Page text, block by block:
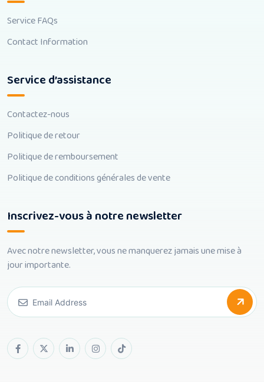
Service FAQs
Contact Information
Service d’assistance
Contactez-nous
Politique de retour
Politique de remboursement
Politique de conditions générales de vente
Inscrivez-vous à notre newsletter
Avec notre newsletter, vous ne manquerez jamais une mise à
jour importante.